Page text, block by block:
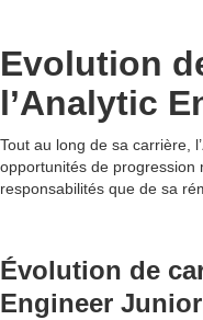
Evolution
l’Analytic
Tout au long de sa carrière, l’
opportunités de progression
responsabilités que de sa
Évolution de
Engineer Junior